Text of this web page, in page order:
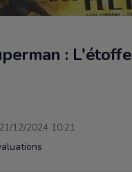
: L'étoffe
12/2024 10:21